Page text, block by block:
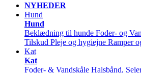
NYHEDER
Hund
Hund
Beklædning til hunde Foder- og
Tilskud Pleje og hygiejne Ramper
Kat
Kat
Foder- & Vandskåle Halsbånd,